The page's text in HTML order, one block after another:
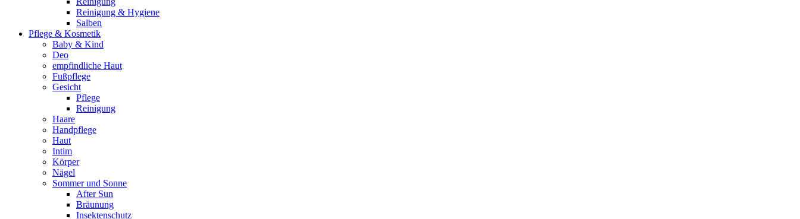
Reinigung & Hygiene
Salben
Pflege & Kosmetik
Baby & Kind
Deo
empfindliche Haut
Fußpflege
Gesicht
Pflege
Reinigung
Haare
Handpflege
Haut
Intim
Körper
Nägel
Sommer und Sonne
After Sun
Bräunung
Insektenschutz